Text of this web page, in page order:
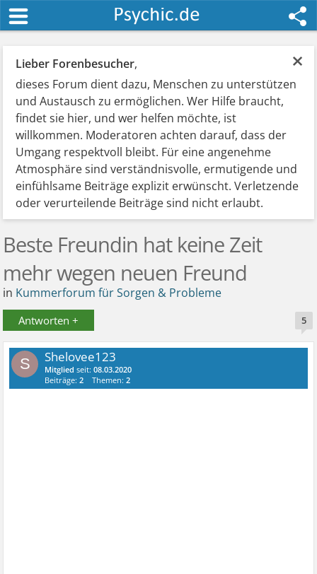
×
Lieber Forenbesucher,
dieses Forum dient dazu, Menschen zu unterstützen
und Austausch zu ermöglichen. Wer Hilfe braucht,
findet sie hier, und wer helfen möchte, ist
willkommen. Moderatoren achten darauf, dass der
Umgang respektvoll bleibt. Für eine angenehme
Atmosphäre sind verständnisvolle, ermutigende und
einfühlsame Beiträge explizit erwünscht. Verletzende
oder verurteilende Beiträge sind nicht erlaubt.
Beste Freundin hat keine Zeit
mehr wegen neuen Freund
in Kummerforum für Sorgen & Probleme
Antworten + 5
S Shelovee123
Mitglied seit:08.03.2020
Beiträge:2 Themen:2